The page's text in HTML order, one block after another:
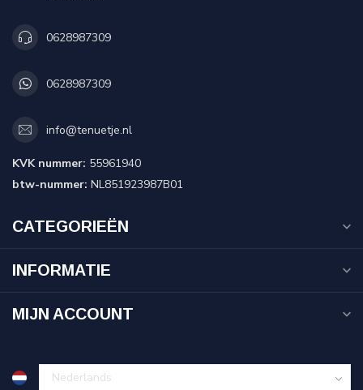
0628987309
0628987309
info@tenuetje.nl
KVK nummer: 55961940
btw-nummer: NL851923987B01
CATEGORIEËN
INFORMATIE
MIJN ACCOUNT